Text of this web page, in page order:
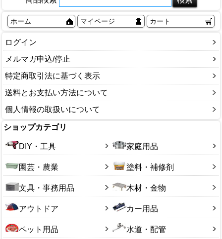
ホーム マイページ カート
ログイン
メルマガ申込/停止
特定商取引法に基づく表示
送料とお支払い方法について
個人情報の取扱いについて
ショップカテゴリ
DIY・工具 家庭用品
園芸・農業 塗料・補修剤
文具・事務用品 木材・金物
アウトドア カー用品
ペット用品 水道・配管